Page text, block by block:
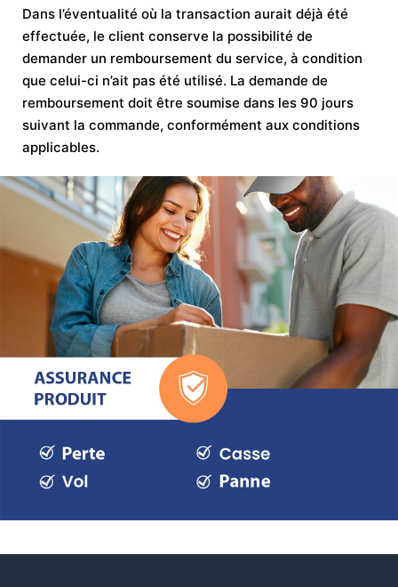
Dans l’éventualité où la transaction aurait déjà été
effectuée, le client conserve la possibilité de
demander un remboursement du service, à condition
que celui-ci n’ait pas été utilisé. La demande de
remboursement doit être soumise dans les 90 jours
suivant la commande, conformément aux conditions
applicables.